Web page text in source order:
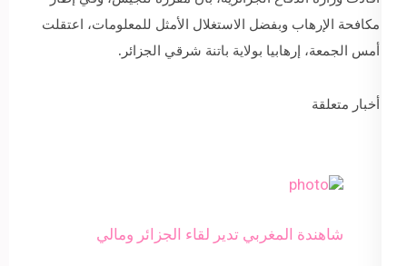
مكافحة الإرهاب وبفضل الاستغلال الأمثل للمعلومات، اعتقلت
أمس الجمعة، إرهابيا بولاية باتنة شرقي الجزائر.
أخبار متعلقة
شاهندة المغربي تدير لقاء الجزائر ومالي